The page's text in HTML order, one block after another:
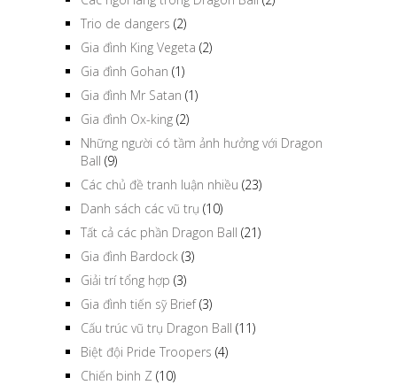
Trio de dangers (2)
Gia đình King Vegeta (2)
Gia đình Gohan (1)
Gia đình Mr Satan (1)
Gia đình Ox-king (2)
Những người có tầm ảnh hưởng với Dragon
Ball (9)
Các chủ đề tranh luận nhiều (23)
Danh sách các vũ trụ (10)
Tất cả các phần Dragon Ball (21)
Gia đình Bardock (3)
Giải trí tổng hợp (3)
Gia đình tiến sỹ Brief(3)
Cấu trúc vũ trụ Dragon Ball (11)
Biệt đội Pride Troopers (4)
Chiến binh Z (10)